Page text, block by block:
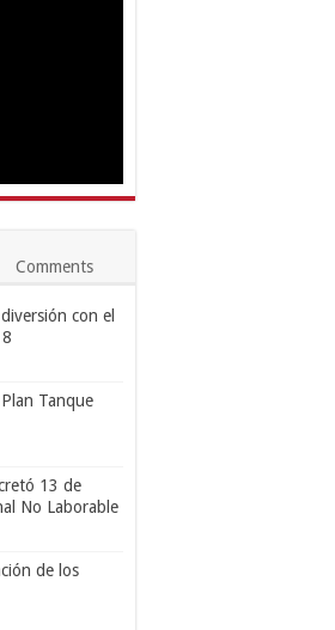
Comments
con el
Tanque
13 de
No Laborable
de los